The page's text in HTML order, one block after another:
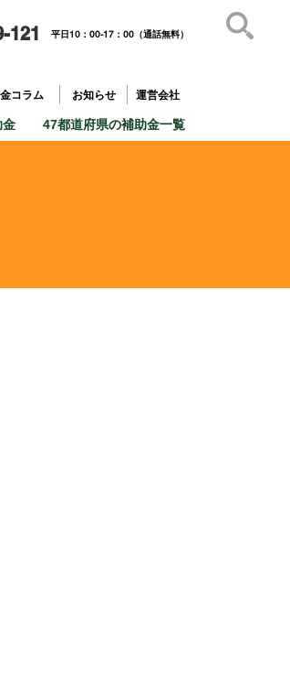
121 平日10：00-17：00（通話無料）
コラム お知らせ 運営会社
金 47都道府県の補助金一覧